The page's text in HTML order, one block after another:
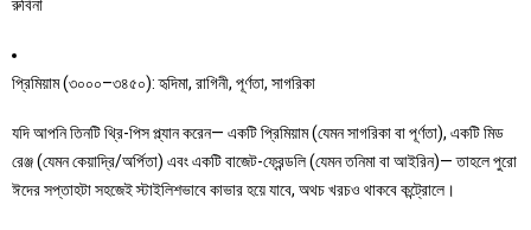
রুবিনা
প্রিমিয়াম (৩০০০–৩৪৫০): হৃদিমা, রাগিনী, পূর্ণতা, সাগরিকা
যদি আপনি তিনটি থ্রি-পিস প্ল্যান করেন— একটি প্রিমিয়াম (যেমন সাগরিকা বা পূর্ণতা), একটি মিড
রেঞ্জ (যেমন কেয়াদ্রি/অর্পিতা) এবং একটি বাজেট-ফ্রেন্ডলি (যেমন তনিমা বা আইরিন)— তাহলে পুরো
ঈদের সপ্তাহটা সহজেই স্টাইলিশভাবে কাভার হয়ে যাবে, অথচ খরচও থাকবে কন্ট্রোলে।